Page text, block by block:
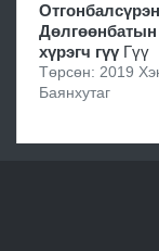
Дөлгөөнбатын
хүрэгч гүү Гүү
Төрсөн: 2019
Баянхутаг